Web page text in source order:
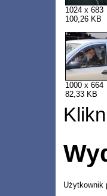
1024 x 683
100,26 KB
1000 x 664
82,33 KB
Użytkownik